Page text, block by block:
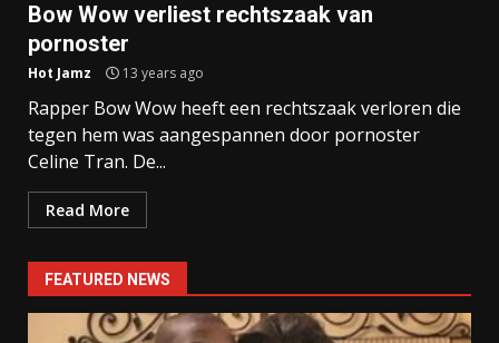
Bow Wow verliest rechtszaak van
pornoster
Hot Jamz 13 years ago
Rapper Bow Wow heeft een rechtszaak verloren die
tegen hem was aangespannen door pornoster
Celine Tran. De...
Read More
FEATURED NEWS